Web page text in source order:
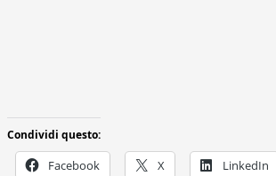
Condividi questo:
Facebook X LinkedIn